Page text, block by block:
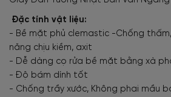
Đặc tính vật liệu:
- Bề mặt phủ clemastic -Chống
năng chịu kiềm, axit
- Dễ dàng cọ rửa bề mặt bằng xà
- Độ bám dính tốt
- Chống trầy xước, Không phai mầu